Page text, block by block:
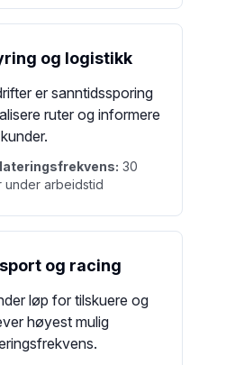
og logistikk
er sanntidssporing
ruter og informere
kunder.
30
under arbeidstid
og racing
løp for tilskuere og
høyest mulig